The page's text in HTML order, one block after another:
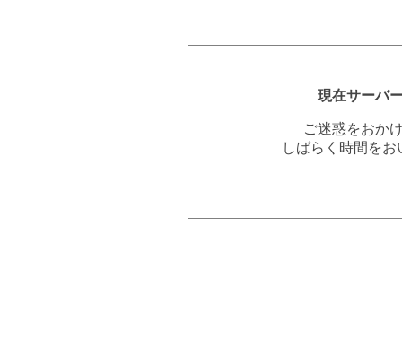
現在サーバ
ご迷惑をおか
しばらく時間を